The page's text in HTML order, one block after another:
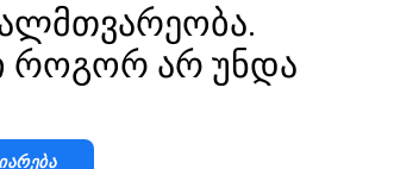
როგორ არ უნდა